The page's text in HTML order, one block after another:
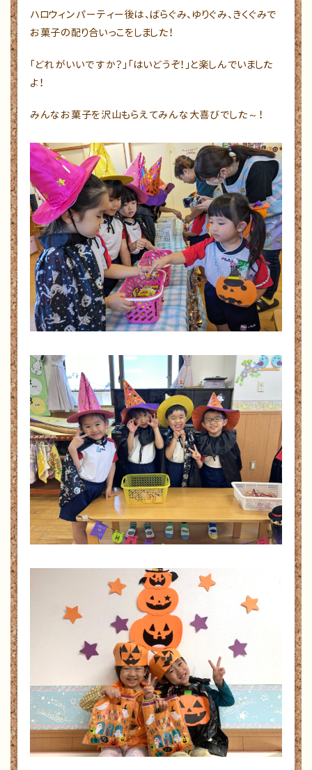
ハロウィンパーティー後は、ばらぐみ、ゆりぐみ、きくぐみで
お菓子の配り合いっこをしました！
「どれがいいですか？」「はいどうぞ！」と楽しんでいました
よ！
みんなお菓子を沢山もらえてみんな大喜びでした～！